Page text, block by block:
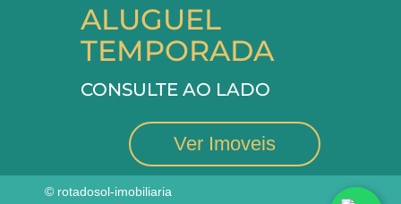
ALUGUEL
TEMPORADA
CONSULTE AO LADO
Ver Imoveis
© rotadosol-imobiliaria